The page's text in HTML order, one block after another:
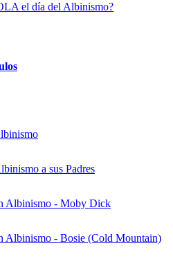
el día del Albinismo?
a sus Padres
Albinismo - Moby Dick
Albinismo - Bosie (Cold Mountain)